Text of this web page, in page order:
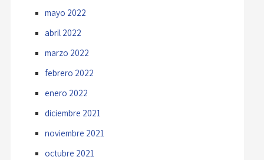
mayo 2022
abril 2022
marzo 2022
febrero 2022
enero 2022
diciembre 2021
noviembre 2021
octubre 2021